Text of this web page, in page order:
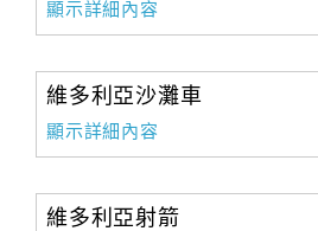
顯示詳細內容
維多利亞沙灘車
顯示詳細內容
維多利亞射箭